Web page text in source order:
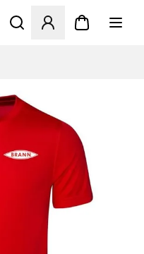
Åbner en Modal til at